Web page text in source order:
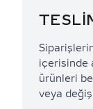
içerisinde
ürünleri
veya